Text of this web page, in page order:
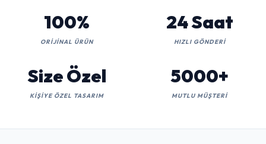
100%
ORIJINAL ÜRÜN
24 Saat
HIZLI GÖNDERI
Size Özel
KIŞIYE ÖZEL TASARIM
5000+
MUTLU MÜŞTERI